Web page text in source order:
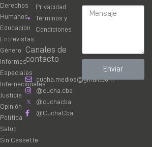
Derechos
Humanos
Educación
Entrevistas
Género
Informes
Especiales
Internacionales
Justicia
Opinión
Política
Salud
Sin Cassette
Privacidad
Términos y
Condiciones
Canales de
contacto
cucha.medios@gmail.com
@cucha.cba
@cuchacba
@CuchaCba
Enviar